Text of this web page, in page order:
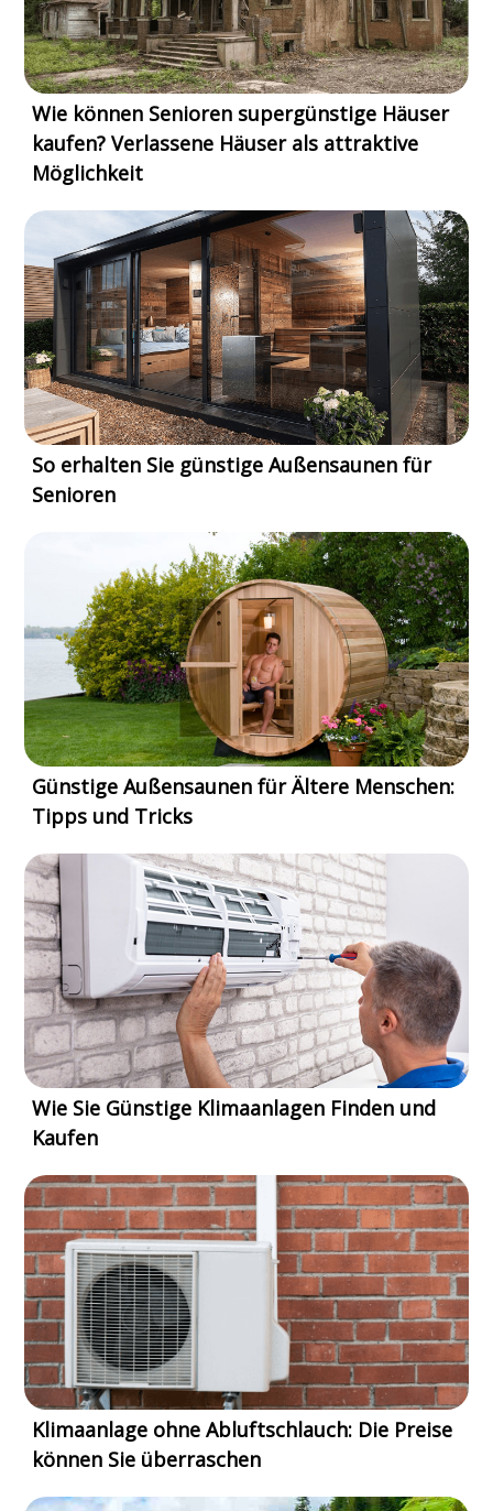
Wie können Senioren supergünstige Häuser
kaufen? Verlassene Häuser als attraktive
Möglichkeit
So erhalten Sie günstige Außensaunen für
Senioren
Günstige Außensaunen für Ältere Menschen:
Tipps und Tricks
Wie Sie Günstige Klimaanlagen Finden und
Kaufen
Klimaanlage ohne Abluftschlauch: Die Preise
können Sie überraschen